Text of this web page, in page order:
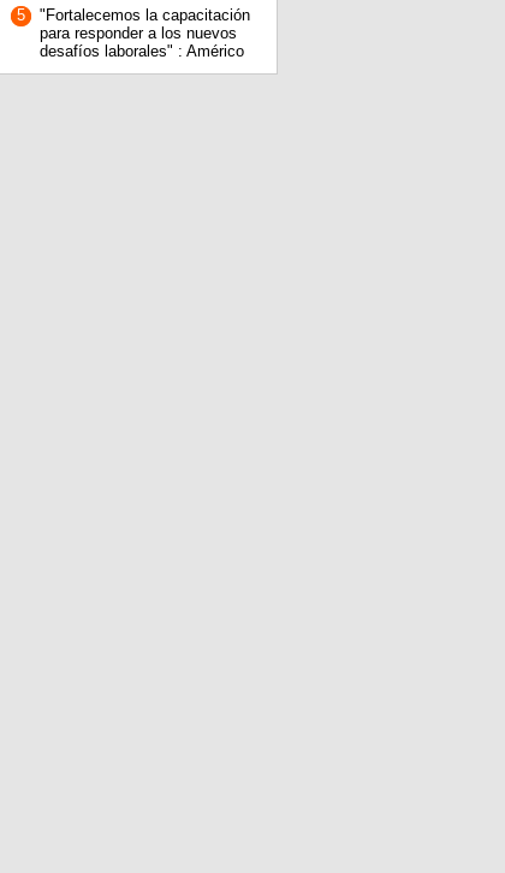
5
"Fortalecemos la capacitación
para responder a los nuevos
desafíos laborales" : Américo